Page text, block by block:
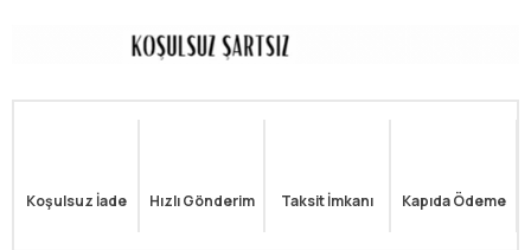
Koşulsuz İade Hızlı Gönderim Taksit İmkanı Kapıda Ödeme